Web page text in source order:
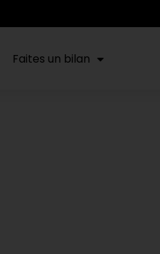
Faites un bilan